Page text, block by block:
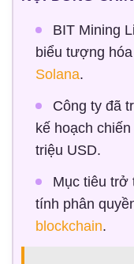
BIT Mining
biểu tượng
Solana.
Công ty đã
kế hoạch
triệu USD.
Mục tiêu trở
tính phân
blockchain.